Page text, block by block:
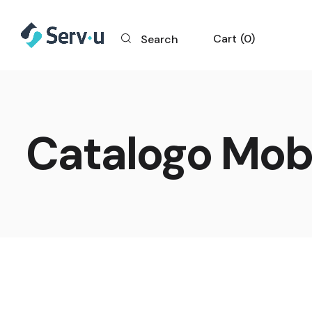
Search Cart 0
Catalogo